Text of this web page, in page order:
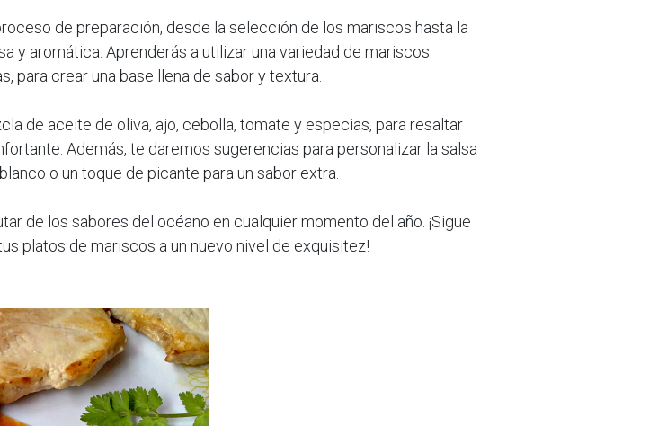
de preparación, desde la selección de los mariscos hasta la
y aromática. Aprenderás a utilizar una variedad de mariscos
para crear una base llena de sabor y textura.
de aceite de oliva, ajo, cebolla, tomate y especias, para resaltar
Además, te daremos sugerencias para personalizar la salsa
o un toque de picante para un sabor extra.
de los sabores del océano en cualquier momento del año. ¡Sigue
platos de mariscos a un nuevo nivel de exquisitez!